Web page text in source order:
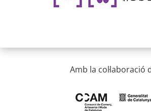
Amb la col·laboració